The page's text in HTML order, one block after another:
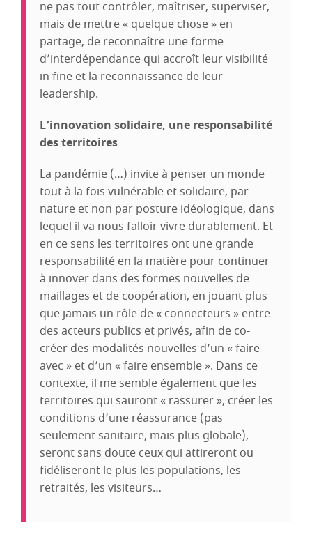
ne pas tout contrôler, maîtriser, superviser,
mais de mettre « quelque chose » en
partage, de reconnaître une forme
d’interdépendance qui accroît leur visibilité
in fine et la reconnaissance de leur
leadership.
L’innovation solidaire, une responsabilité
des territoires
La pandémie (…) invite à penser un monde
tout à la fois vulnérable et solidaire, par
nature et non par posture idéologique, dans
lequel il va nous falloir vivre durablement. Et
en ce sens les territoires ont une grande
responsabilité en la matière pour continuer
à innover dans des formes nouvelles de
maillages et de coopération, en jouant plus
que jamais un rôle de « connecteurs » entre
des acteurs publics et privés, afin de co-
créer des modalités nouvelles d’un « faire
avec » et d’un « faire ensemble ». Dans ce
contexte, il me semble également que les
territoires qui sauront « rassurer », créer les
conditions d’une réassurance (pas
seulement sanitaire, mais plus globale),
seront sans doute ceux qui attireront ou
fidéliseront le plus les populations, les
retraités, les visiteurs…